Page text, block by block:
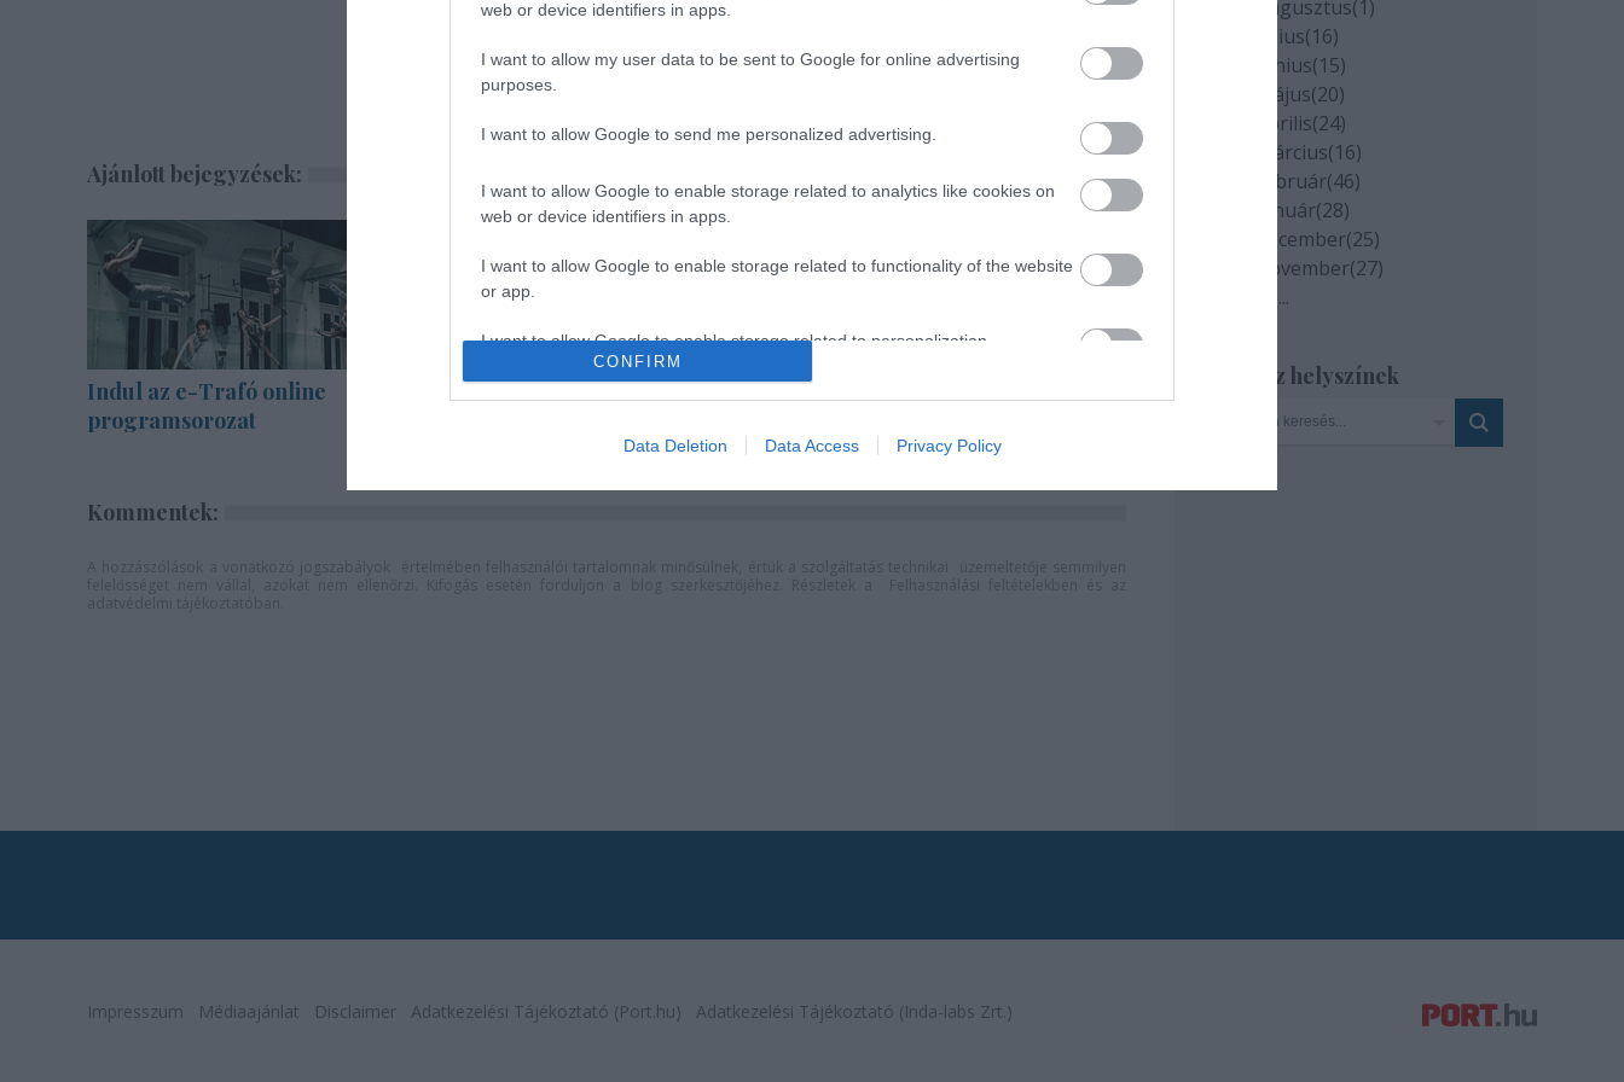
web or device identifiers in apps.
I want to allow my user data to be sent to Google for online advertising
purposes.
I want to allow Google to send me personalized advertising.
I want to allow Google to enable storage related to analytics like cookies on
web or device identifiers in apps.
I want to allow Google to enable storage related to functionality of the website
or app.
I want to allow Google to enable storage related to personalization.
I want to allow Google to enable storage related to security, including
CONFIRM
Data Deletion Data Access Privacy Policy
Ajánlott bejegyzések:
Indul az e-Trafó online
programsorozat
Meghalt Böröndi Tamás
Rögtön dupla premierrel
Kommentek:
2020 augusztus(1)
2020 július(16)
2020 június(15)
2020 május(20)
2020 április(24)
2020 március(16)
2020 február(46)
2020 január(28)
2019 december(25)
2019 november(27)
...
Szinház helyszínek
Impresszum Médiaajánlat Disclaimer Adatkezelési Tájékoztató (Port.hu) Adatkezelési Tájékoztató (Inda-labs Zrt.)